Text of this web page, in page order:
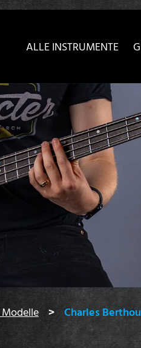
besser passende Version
ALLE INSTRUMENTE
Modelle Charles